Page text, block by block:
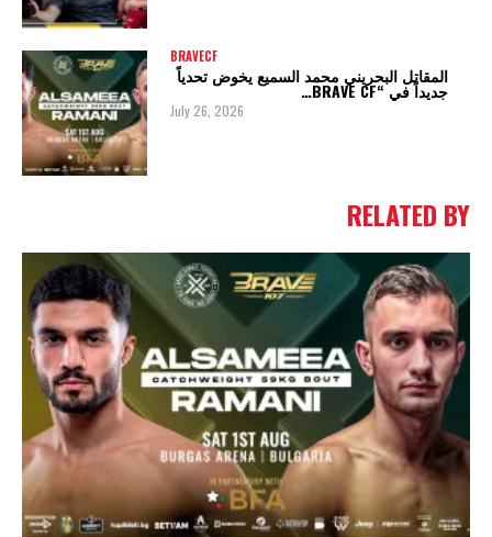
BRAVECF
المقاتل البحريني محمد السميع يخوض تحدياً
جديداً في “BRAVE CF…
July 26, 2026
RELATED BY